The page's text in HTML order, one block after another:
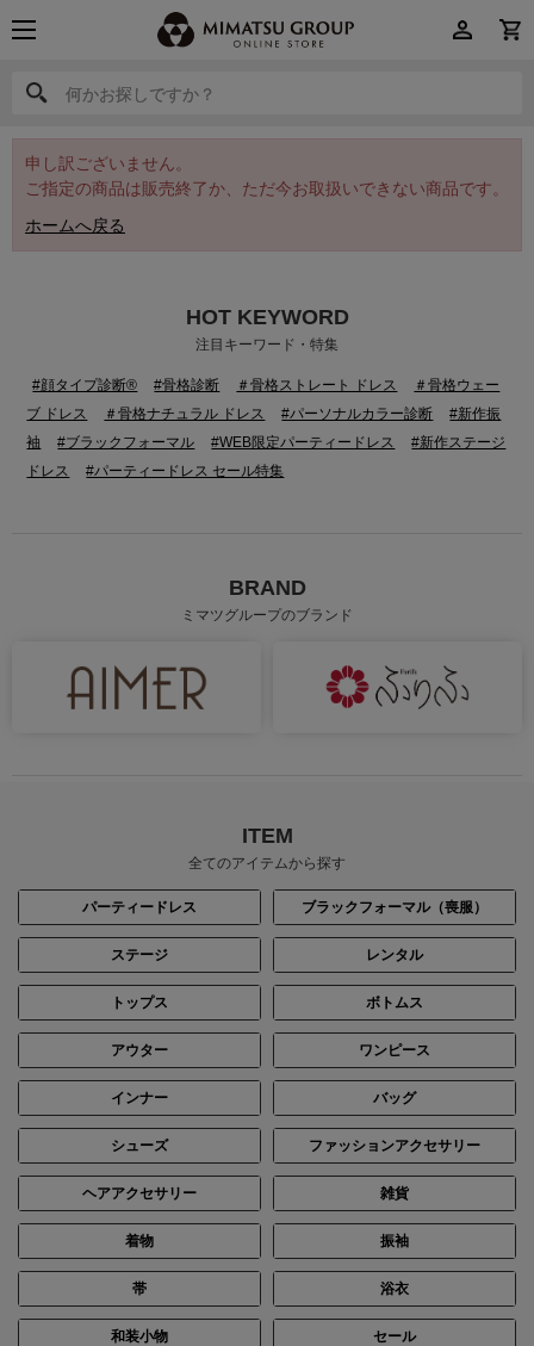
何かお探しですか？
何かお探しですか？
申し訳ございません。
ご指定の商品は販売終了か、ただ今お取扱いできない商品です。
ホームへ戻る
HOT KEYWORD
注目キーワード・特集
#顔タイプ診断® #骨格診断 ＃骨格ストレート ドレス
＃骨格ウェー
ブ ドレス
＃骨格ナチュラル ドレス #パーソナルカラー診断
#新作振
袖
#ブラックフォーマル #WEB限定パーティードレス
#新作ステージ
ドレス
#パーティードレス セール特集
BRAND
ミマツグループのブランド
ITEM
全てのアイテムから探す
パーティードレス ブラックフォーマル（喪服）
ステージ レンタル
トップス ボトムス
アウター ワンピース
インナー バッグ
シューズ ファッションアクセサリー
ヘアアクセサリー 雑貨
着物 振袖
帯 浴衣
和装小物 セール